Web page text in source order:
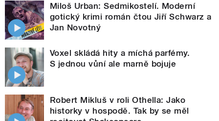
Miloš Urban: Sedmikostelí. Moderní
gotický krimi román čtou Jiří Schwarz a
Jan Novotný
Voxel skládá hity a míchá parfémy.
S jednou vůní ale marně bojuje
Robert Mikluš v roli Othella: Jako
historky v hospodě. Tak by se měl